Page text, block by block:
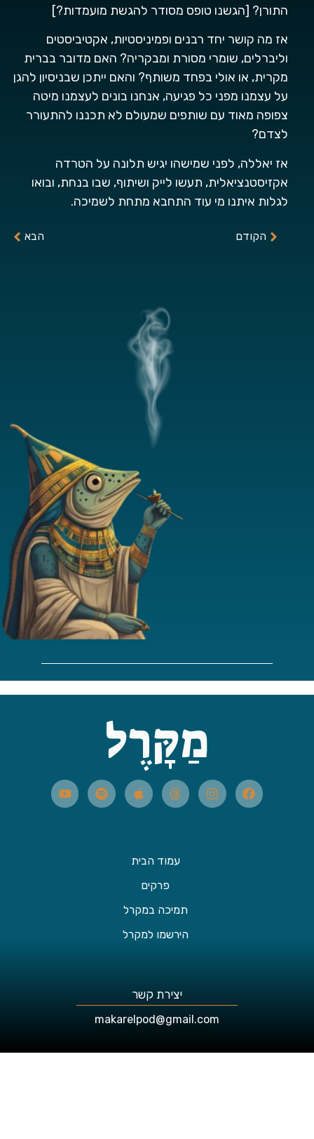
התורן? [הגשנו טופס מסודר להגשת מועמדות?]
אז מה קושר יחד רבנים ופמיניסטיות, אקטיביסטים
וליברלים, שומרי מסורת ומבקריה? האם מדובר בברית
מקרית, או אולי בפחד משותף? והאם ייתכן שבניסיון להגן
על עצמנו מפני כל פגיעה, אנחנו בונים לעצמנו מיטה
צפופה מאוד עם שותפים שמעולם לא תכננו להתעורר
לצדם?
אז יאללה, לפני שמישהו יגיש תלונה על הטרדה
אקזיסטנציאלית, תעשו לייק ושיתוף, שבו בנחת, ובואו
לגלות איתנו מי עוד התחבא מתחת לשמיכה.
הקודם
מַקָּרֶל
עמוד הבית
פרקים
תמיכה במקרל
הירשמו למקרל
יצירת קשר
makarelpod@gmail.com